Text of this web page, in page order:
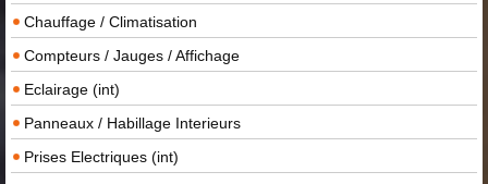
Chauffage / Climatisation
Compteurs / Jauges / Affichage
Eclairage (int)
Panneaux / Habillage Interieurs
Prises Electriques (int)